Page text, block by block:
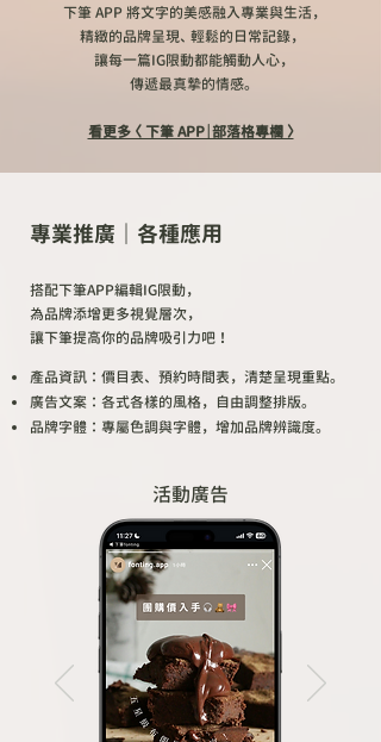
下筆 APP 將文字的美感融入專業與生活，
精緻的品牌呈現、 輕鬆的日常記錄，
讓每一篇IG限動都能觸動人心，
傳遞最真摯的情感。
看更多 〈 ​下筆 APP｜部落格專欄 〉
專業推廣｜各種應用
搭配下筆APP編輯IG限動，
為品牌添增更多視覺層次，
讓下筆提高你的品牌吸引力吧 ！
產品資訊：價目表、預約時間表，清楚呈現重點。
廣告文案：各式各樣的風格，自由調整排版。
品牌字體：專屬色調與字體，增加品牌辨識度。
活動廣告